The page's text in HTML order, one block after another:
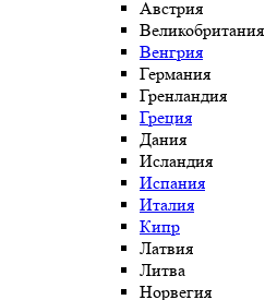
Австрия
Великобритания
Венгрия
Германия
Гренландия
Греция
Дания
Исландия
Испания
Италия
Кипр
Латвия
Литва
Норвегия